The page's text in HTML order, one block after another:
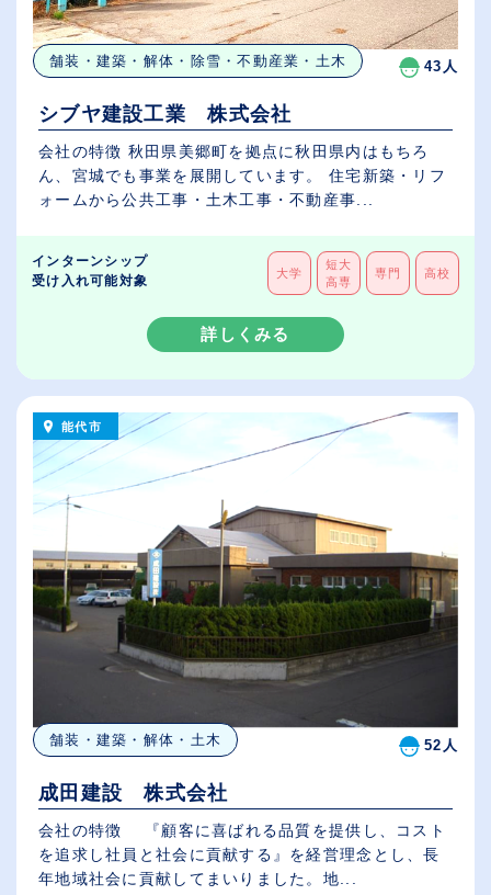
舗装・建築・解体・除雪・不動産業・土木 43人
シブヤ建設工業 株式会社
会社の特徴 秋田県美郷町を拠点に秋田県内はもちろ
ん、宮城でも事業を展開しています。 住宅新築・リフ
ォームから公共工事・土木工事・不動産事...
インターンシップ
受け入れ可能対象
大学
短大
高専
専門 高校
詳しくみる
能代市
舗装・建築・解体・土木 52人
成田建設 株式会社
会社の特徴 『顧客に喜ばれる品質を提供し、コスト
を追求し社員と社会に貢献する』を経営理念とし、長
年地域社会に貢献してまいりました。地...